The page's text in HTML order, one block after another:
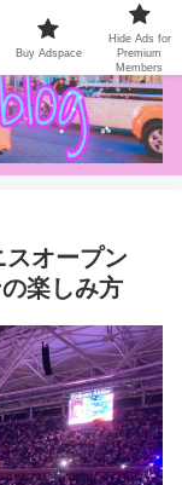
オープン
楽しみ方
Buy Adspace
Hide Ads for
Premium
Members